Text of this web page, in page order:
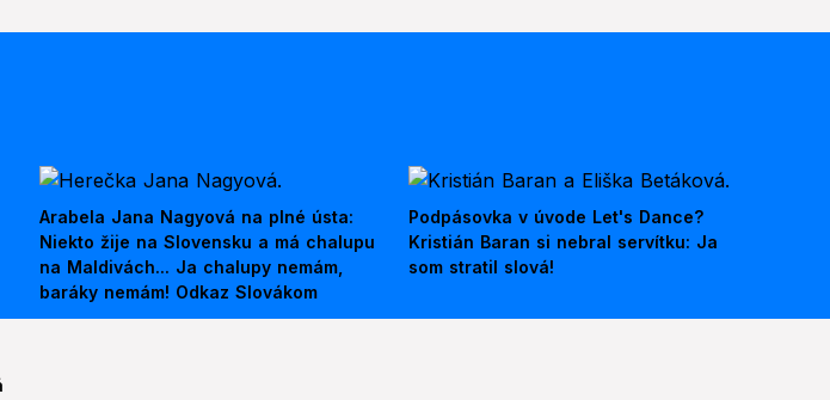
Arabela Jana Nagyová na plné ústa:
Niekto žije na Slovensku a má chalupu
na Maldivách... Ja chalupy nemám,
baráky nemám! Odkaz Slovákom
Podpásovka v úvode Let's Dance?
Kristián Baran si nebral servítku: Ja
som stratil slová!